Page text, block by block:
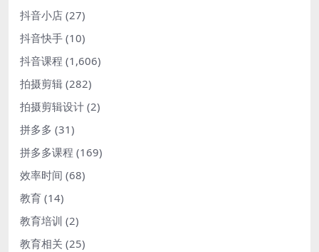
抖音小店 (27)
抖音快手 (10)
抖音课程 (1,606)
拍摄剪辑 (282)
拍摄剪辑设计 (2)
拼多多 (31)
拼多多课程 (169)
效率时间 (68)
教育 (14)
教育培训 (2)
教育相关 (25)